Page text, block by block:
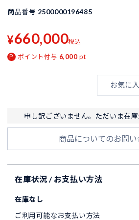
商品番号 2500000196485
¥660,000税込
ポイント付与 6,000 pt
お気に
申し訳ございません。ただいま在庫
商品についてのお問い
在庫状況 / お支払い方法
在庫なし
ご利用可能なお支払い方法